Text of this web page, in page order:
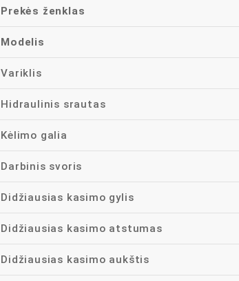
Prekės ženklas
Modelis
Variklis
Hidraulinis srautas
Kėlimo galia
Darbinis svoris
Didžiausias kasimo gylis
Didžiausias kasimo atstumas
Didžiausias kasimo aukštis